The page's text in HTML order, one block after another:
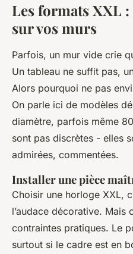
Les formats XXL
sur vos murs
Parfois, un mur vide crie
Un tableau ne suffit pas,
Alors pourquoi ne pas
On parle ici de modèles
diamètre, parfois même
sont pas discrètes - elles
admirées, commentées.
Installer une pièce
Choisir une horloge XXL,
l’audace décorative. Mais
contraintes pratiques. Le
surtout si le cadre est en